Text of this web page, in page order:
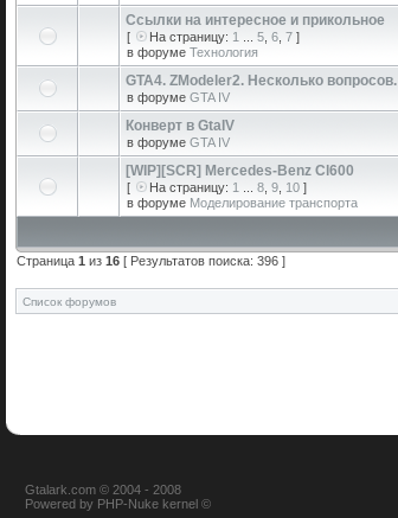
Ссылки на интересное и прикольное
[ На страницу: 1 5 6 7 ]
в форуме Технология
GTA4. ZModeler2. Несколько вопросов.
в форуме GTA IV
Конверт в GtaIV
в форуме GTA IV
[WIP][SCR] Mercedes-Benz Cl600
[ На страницу: 1 8 9 10 ]
в форуме Моделирование транспорта
Страница 1 из 16 [ Результатов поиска: 396 ]
Список форумов
Gtalark.com © 2004 - 2008
Powered by PHP-Nuke kernel ©